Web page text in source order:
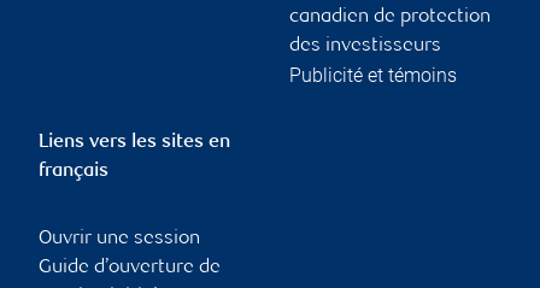
canadien de protection
des investisseurs
Publicité et témoins
Liens vers les sites en
français
Ouvrir une session
Guide d’ouverture de